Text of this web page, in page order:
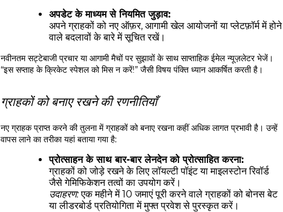
अपडेट के माध्यम से नियमित जुड़ाव:
अपने ग्राहकों को नए ऑफ़र, आगामी खेल आयोजनों या प्लेटफ़ॉर्म में होने
वाले बदलावों के बारे में सूचित रखें।
नवीनतम सट्टेबाजी प्रचार या आगामी मैचों पर सुझावों के साथ साप्ताहिक ईमेल न्यूज़लेटर भेजें।
“इस सप्ताह के क्रिकेट स्पेशल को मिस न करें!” जैसी विषय पंक्ति ध्यान आकर्षित करती है।
ग्राहकों को बनाए रखने की रणनीतियाँ
नए ग्राहक प्राप्त करने की तुलना में ग्राहकों को बनाए रखना कहीं अधिक लागत प्रभावी है। उन्हें
वापस लाने का तरीका यहां बताया गया है:
प्रोत्साहन के साथ बार-बार लेनदेन को प्रोत्साहित करना:
ग्राहकों को जोड़े रखने के लिए लॉयल्टी पॉइंट या माइलस्टोन रिवॉर्ड
जैसे गेमिफिकेशन तत्वों का उपयोग करें।
उदाहरण: एक महीने में 10 जमाएं पूरी करने वाले ग्राहकों को बोनस बेट
या लीडरबोर्ड प्रतियोगिता में मुफ्त प्रवेश से पुरस्कृत करें।